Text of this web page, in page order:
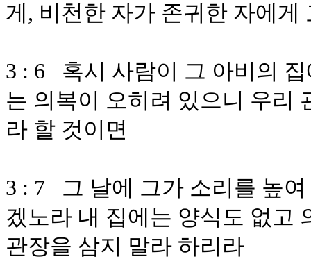
게, 비천한 자가 존귀한 자에게
3 : 6 혹시 사람이 그 아비의
는 의복이 오히려 있으니 우리
라 할 것이면
3 : 7 그 날에 그가 소리를 높
겠노라 내 집에는 양식도 없고
관장을 삼지 말라 하리라